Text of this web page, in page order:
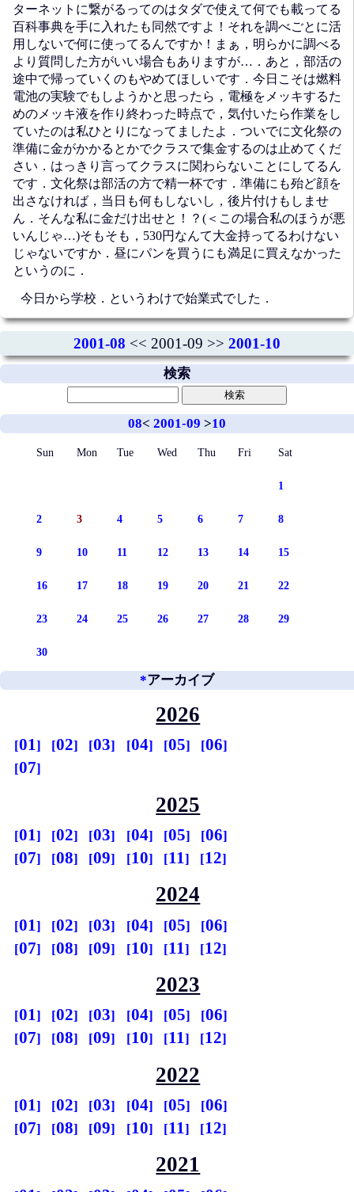
ターネットに繋がるってのはタダで使えて何でも載ってる
百科事典を手に入れたも同然ですよ！それを調べごとに活
用しないで何に使ってるんですか！まぁ，明らかに調べる
より質問した方がいい場合もありますが…．あと，部活の
途中で帰っていくのもやめてほしいです．今日こそは燃料
電池の実験でもしようかと思ったら，電極をメッキするた
めのメッキ液を作り終わった時点で，気付いたら作業をし
ていたのは私ひとりになってましたよ．ついでに文化祭の
準備に金がかかるとかでクラスで集金するのは止めてくだ
さい．はっきり言ってクラスに関わらないことにしてるん
です．文化祭は部活の方で精一杯です．準備にも殆ど顔を
出さなければ，当日も何もしないし，後片付けもしませ
ん．そんな私に金だけ出せと！？(＜この場合私のほうが悪
いんじゃ…)そもそも，530円なんて大金持ってるわけない
じゃないですか．昼にパンを買うにも満足に買えなかった
というのに．
今日から学校．というわけで始業式でした．
2001-08 << 2001-09 >> 2001-10
検索
08< 2001-09 >10
Sun Mon Tue Wed Thu Fri Sat
1
2 3 4 5 6 7 8
9 10 11 12 13 14 15
16 17 18 19 20 21 22
23 24 25 26 27 28 29
30
*アーカイブ
2026
01 02 03 04 05
06
07
2025
01 02 03 04 05
06
07
08 09 10 11 12
2024
01 02 03 04 05
06
07
08 09 10 11 12
2023
01 02 03 04 05
06
07
08 09 10 11 12
2022
01 02 03 04 05
06
07
08 09 10 11 12
2021